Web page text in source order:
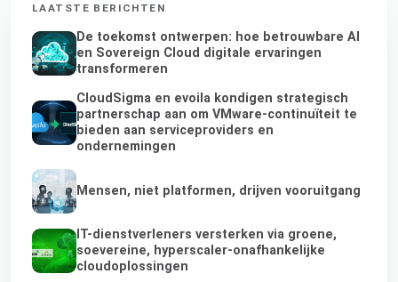
LAATSTE BERICHTEN
De toekomst ontwerpen: hoe betrouwbare AI
en Sovereign Cloud digitale ervaringen
transformeren
CloudSigma en evoila kondigen strategisch
partnerschap aan om VMware-continuïteit te
bieden aan serviceproviders en
ondernemingen
Mensen, niet platformen, drijven vooruitgang
IT-dienstverleners versterken via groene,
soevereine, hyperscaler-onafhankelijke
cloudoplossingen